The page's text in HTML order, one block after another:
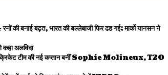
बढ़त, भारत की बल्लेबाजी फिर ढह गई; मार्को यानसन ने
अलविदा
टीम की नई कप्तान बनीं Sophie Molineux, T20